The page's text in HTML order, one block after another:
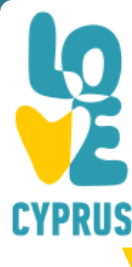
You are here: Home »
COSTAROS KEBAB
COSTAROS